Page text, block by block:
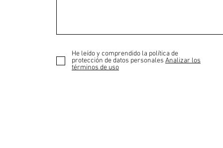
He leído y comprendido la política de
protección de datos personales Analizar los
términos de uso